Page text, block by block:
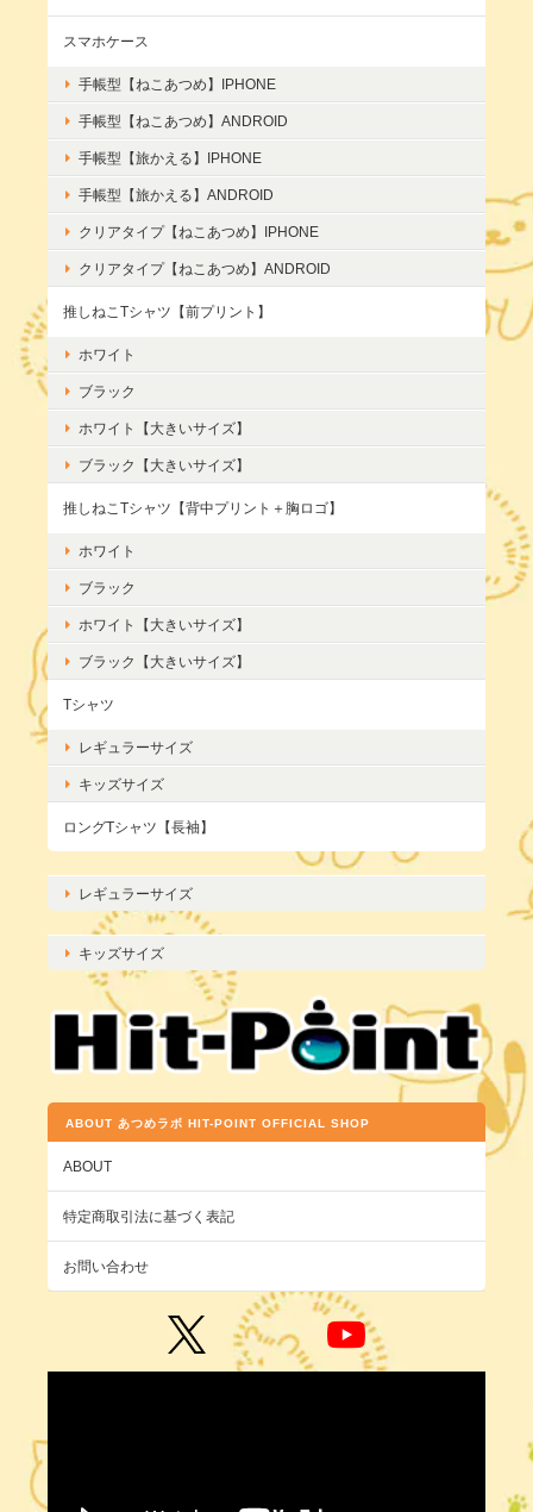
スマホケース
手帳型【ねこあつめ】IPHONE
手帳型【ねこあつめ】ANDROID
手帳型【旅かえる】IPHONE
手帳型【旅かえる】ANDROID
クリアタイプ【ねこあつめ】IPHONE
クリアタイプ【ねこあつめ】ANDROID
推しねこTシャツ【前プリント】
ホワイト
ブラック
ホワイト【大きいサイズ】
ブラック【大きいサイズ】
推しねこTシャツ【背中プリント＋胸ロゴ】
ホワイト
ブラック
ホワイト【大きいサイズ】
ブラック【大きいサイズ】
Tシャツ
レギュラーサイズ
キッズサイズ
ロングTシャツ【長袖】
レギュラーサイズ
キッズサイズ
ABOUT あつめラボ HIT-POINT OFFICIAL SHOP
ABOUT
特定商取引法に基づく表記
お問い合わせ